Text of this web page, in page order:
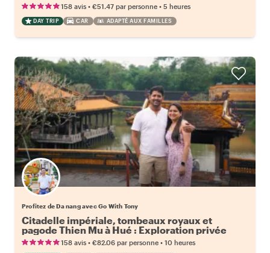
158 avis • €51.47 par personne • 5 heures
DAY TRIP CAR ADAPTÉ AUX FAMILLES
Profitez de Da nang avec Go With Tony
Citadelle impériale, tombeaux royaux et
pagode Thien Mu à Hué : Exploration privée
quotidienne
158 avis • €82.06 par personne • 10 heures